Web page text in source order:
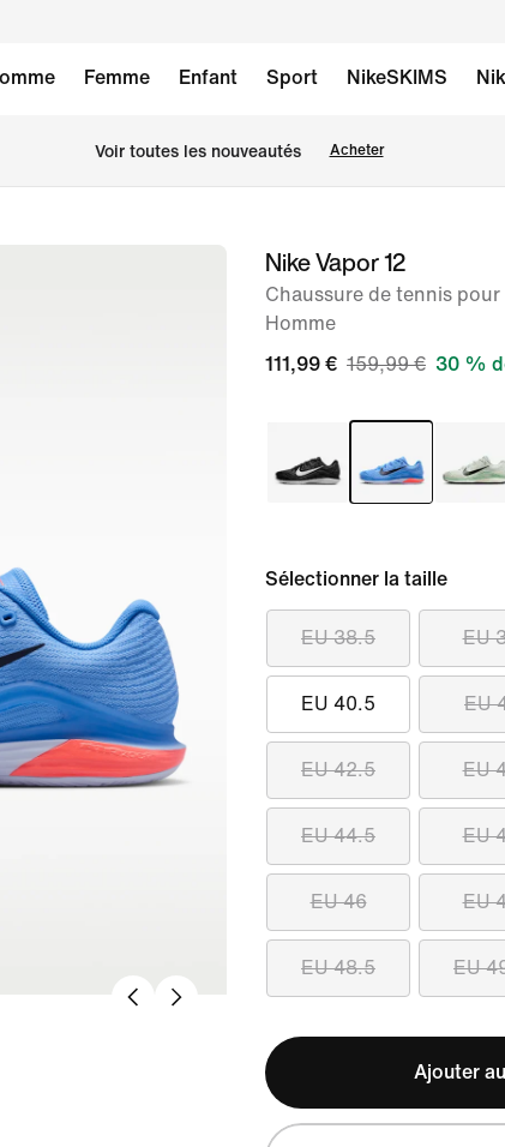
Femme Enfant Sport NikeSKIMS
Voir toutes les nouveautés Acheter
image 1Nike Vapor 12
Chaussure de tennis
Homme
111,99 € 159,99 € 30 %
Sélectionner la taille
EU 38.5 EU
EU 40.5 EU
EU 42.5 EU
EU 44.5 EU
EU 46 EU
EU 48.5 EU
Ajouter